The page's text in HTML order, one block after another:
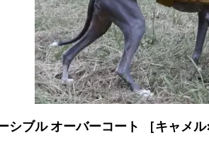
シブル オーバーコート ［キャメ